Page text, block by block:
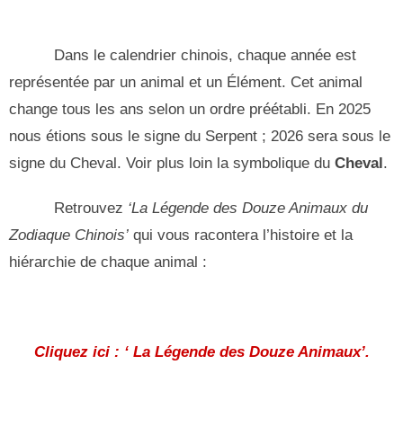
Dans le calendrier chinois, chaque année est
représentée par un animal et un Élément. Cet animal
change tous les ans selon un ordre préétabli. En 2025
nous étions sous le signe du Serpent ; 2026 sera sous le
signe du Cheval. Voir plus loin la symbolique du Cheval.
Retrouvez ‘La Légende des Douze Animaux du
Zodiaque Chinois’ qui vous racontera l’histoire et la
hiérarchie de chaque animal :
Cliquez ici : ‘ La Légende des Douze Animaux’.